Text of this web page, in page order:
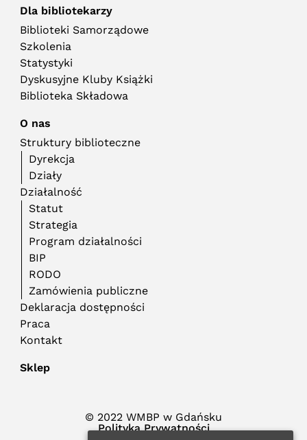
Dla bibliotekarzy
Biblioteki Samorządowe
Szkolenia
Statystyki
Dyskusyjne Kluby Książki
Biblioteka Składowa
O nas
Struktury biblioteczne
Dyrekcja
Działy
Działalność
Statut
Strategia
Program działalności
BIP
RODO
Zamówienia publiczne
Deklaracja dostępności
Praca
Kontakt
Sklep
© 2022 WMBP w Gdańsku
Polityka Prywatności